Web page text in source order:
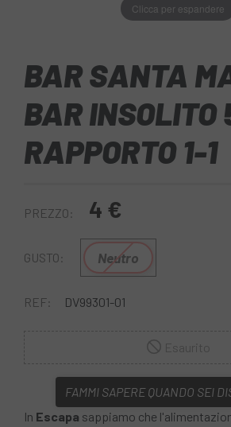
Clicca per espandere
BAR SANTA
BAR INSOLITO
RAPPORTO 1-1
PREZZO: 4 €
GUSTO: Neutro
REF: DV99301-01
FAMMI SAPERE QUANDO SEI
In Escapa sappiamo che